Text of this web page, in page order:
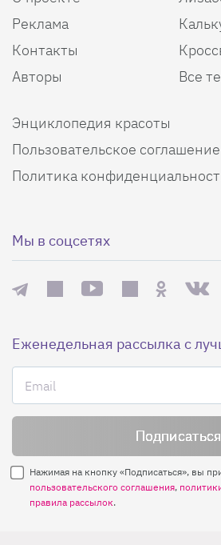
Реклама
Контакты
Авторы
Все
Энциклопедия красоты
Пользовательское соглашение
Политика
Мы в соцсетях
Еженедельная рассылка с
Нажимая на кнопку «Подписаться», вы
пользовательского соглашения,
правила рассылок.